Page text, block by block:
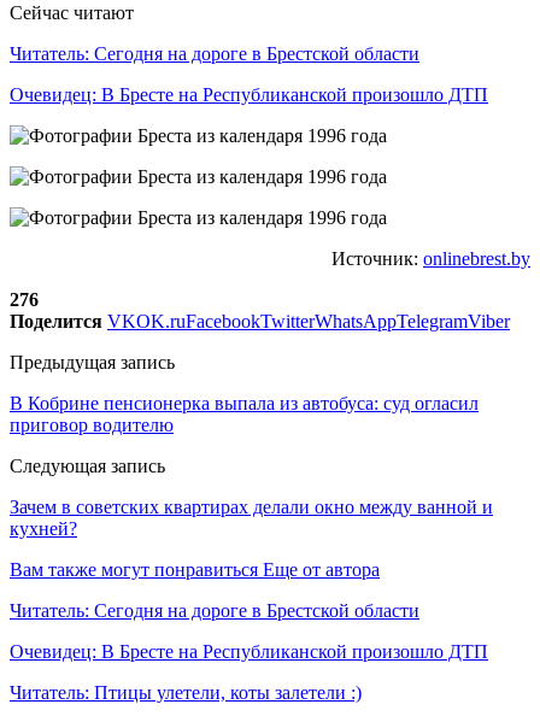
Сейчас читают
Читатель: Сегодня на дороге в Брестской области
Очевидец: В Бресте на Республиканской произошло ДТП
Источник: onlinebrest.by
276
Поделится VKOK.ruFacebookTwitterWhatsAppTelegramViber
Предыдущая запись
В Кобрине пенсионерка выпала из автобуса: суд огласил
приговор водителю
Следующая запись
Зачем в советских квартирах делали окно между ванной и
кухней?
Вам также могут понравиться Еще от автора
Читатель: Сегодня на дороге в Брестской области
Очевидец: В Бресте на Республиканской произошло ДТП
Читатель: Птицы улетели, коты залетели :)